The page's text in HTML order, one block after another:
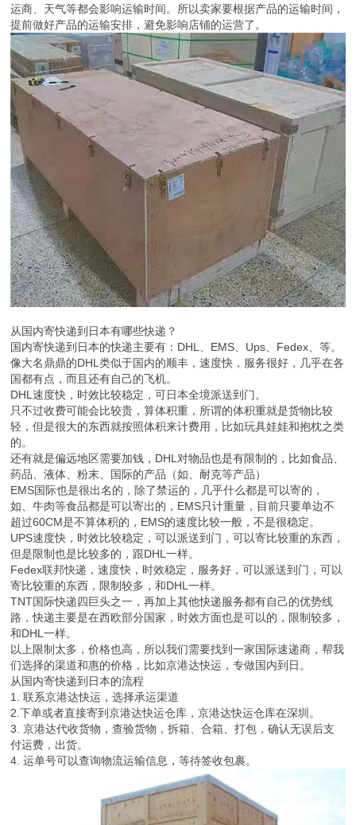
运商、天气等都会影响运输时间。所以卖家要根据产品的运输时间，
提前做好产品的运输安排，避免影响店铺的运营了。
从国内寄快递到日本有哪些快递？
国内寄快递到日本的快递主要有：DHL、EMS、Ups、Fedex、等。
像大名鼎鼎的DHL类似于国内的顺丰，速度快，服务很好，几乎在各
国都有点，而且还有自己的飞机。
DHL速度快，时效比较稳定，可日本全境派送到门。
只不过收费可能会比较贵，算体积重，所谓的体积重就是货物比较
轻，但是很大的东西就按照体积来计费用，比如玩具娃娃和抱枕之类
的。
还有就是偏远地区需要加钱，DHL对物品也是有限制的，比如食品、
药品、液体、粉末、国际的产品（如、耐克等产品）
EMS国际也是很出名的，除了禁运的，几乎什么都是可以寄的，
如、牛肉等食品都是可以寄出的，EMS只计重量，目前只要单边不
超过60CM是不算体积的，EMS的速度比较一般，不是很稳定。
UPS速度快，时效比较稳定，可以派送到门，可以寄比较重的东西，
但是限制也是比较多的，跟DHL一样。
Fedex联邦快递，速度快，时效稳定，服务好，可以派送到门，可以
寄比较重的东西，限制较多，和DHL一样。
TNT国际快递四巨头之一，再加上其他快递服务都有自己的优势线
路，快递主要是在西欧部分国家，时效方面也是可以的，限制较多，
和DHL一样。
以上限制太多，价格也高，所以我们需要找到一家国际速递商，帮我
们选择的渠道和惠的价格，比如京港达快运，专做国内到日。
从国内寄快递到日本的流程
1. 联系京港达快运，选择承运渠道
2.下单或者直接寄到京港达快运仓库，京港达快运仓库在深圳。
3. 京港达代收货物，查验货物，拆箱、合箱、打包，确认无误后支
付运费，出货。
4. 运单号可以查询物流运输信息，等待签收包裹。